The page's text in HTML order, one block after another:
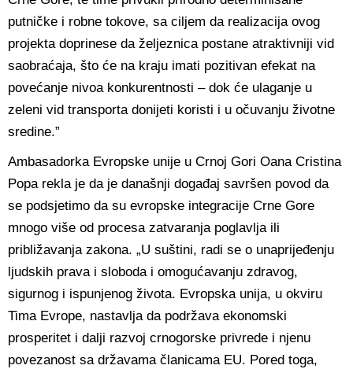
putničke i robne tokove, sa ciljem da realizacija ovog
projekta doprinese da željeznica postane atraktivniji vid
saobraćaja, što će na kraju imati pozitivan efekat na
povećanje nivoa konkurentnosti – dok će ulaganje u
zeleni vid transporta donijeti koristi i u očuvanju životne
sredine.”
Ambasadorka Evropske unije u Crnoj Gori Oana Cristina
Popa rekla je da je današnji događaj savršen povod da
se podsjetimo da su evropske integracije Crne Gore
mnogo više od procesa zatvaranja poglavlja ili
približavanja zakona. „U suštini, radi se o unaprijeđenju
ljudskih prava i sloboda i omogućavanju zdravog,
sigurnog i ispunjenog života. Evropska unija, u okviru
Tima Evrope, nastavlja da podržava ekonomski
prosperitet i dalji razvoj crnogorske privrede i njenu
povezanost sa državama članicama EU. Pored toga,